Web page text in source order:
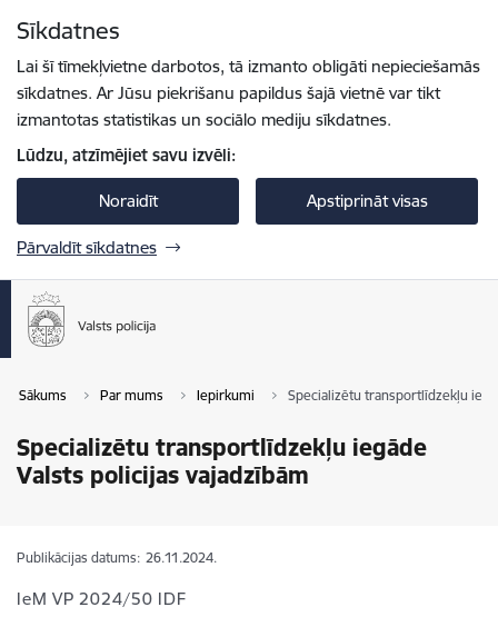
Sīkdatnes
Lai šī tīmekļvietne darbotos, tā izmanto obligāti nepieciešamās
sīkdatnes. Ar Jūsu piekrišanu papildus šajā vietnē var tikt
izmantotas statistikas un sociālo mediju sīkdatnes.
Lūdzu, atzīmējiet savu izvēli:
Noraidīt Apstiprināt visas
Pārvaldīt sīkdatnes
Sākums Par mums Iepirkumi Specializētu transportlīdzekļu
Specializētu transportlīdzekļu iegāde
Valsts policijas vajadzībām
Publikācijas datums: 26.11.2024.
IeM VP 2024/50 IDF